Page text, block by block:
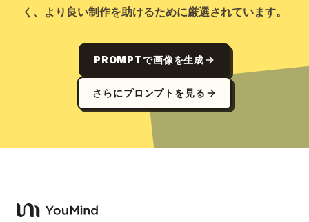
く、より良い制作を助けるために厳選されています。
PROMPTで画像を生成
さらにプロンプトを見る